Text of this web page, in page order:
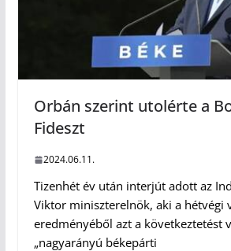
Orbán szerint utolérte a
Fideszt
2024.06.11.
Tizenhét év után interjút adott az
Viktor miniszterelnök, aki a hétvégi
eredményéből azt a következtetést
„nagyarányú békepárti